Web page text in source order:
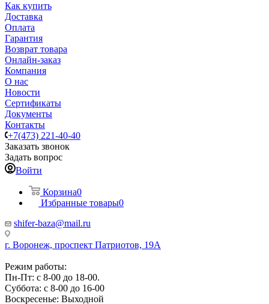
Как купить
Доставка
Оплата
Гарантия
Возврат товара
Онлайн-заказ
Компания
О нас
Новости
Сертификаты
Документы
Контакты
+7(473) 221-40-40
Заказать звонок
Задать вопрос
Войти
Корзина0
Избранные товары0
shifer-baza@mail.ru
г. Воронеж, проспект Патриотов, 19А
Режим работы:
Пн-Пт: с 8-00 до 18-00.
Суббота: с 8-00 до 16-00
Воскресенье: Выходной